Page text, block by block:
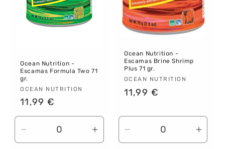
Ocean Nutrition -
Escamas Formula Two 71
gr.
Proveedor:
OCEAN NUTRITION
Precio
habitual
11,99 €
Reducir
cantidad
Aumentar
cantidad
Ocean Nutrition -
Escamas Brine Shrimp
Plus 71 gr.
Proveedor:
OCEAN NUTRITION
Precio
11,99 €
Reducir
cantidad